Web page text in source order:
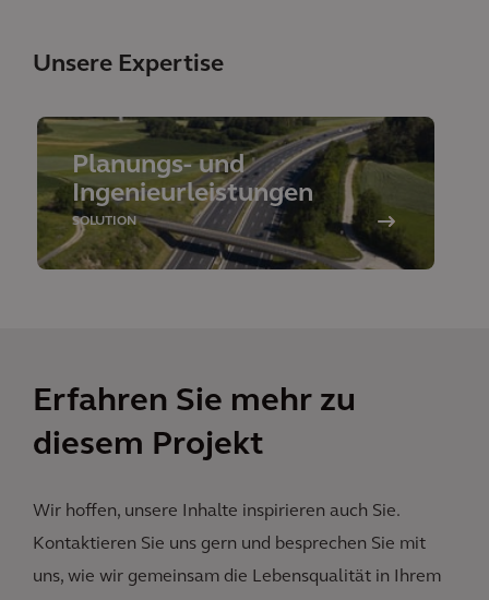
Unsere Expertise
Planungs- und
Ingenieurleistungen
SOLUTION
Erfahren Sie mehr zu
diesem Projekt
Wir hoffen, unsere Inhalte inspirieren auch Sie.
Kontaktieren Sie uns gern und besprechen Sie mit
uns, wie wir gemeinsam die Lebensqualität in Ihrem